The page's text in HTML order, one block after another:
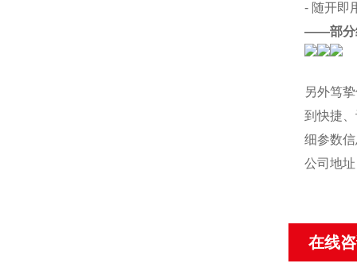
- 随开即
——部分
另外笃
到快捷
细参数
公司地
在线